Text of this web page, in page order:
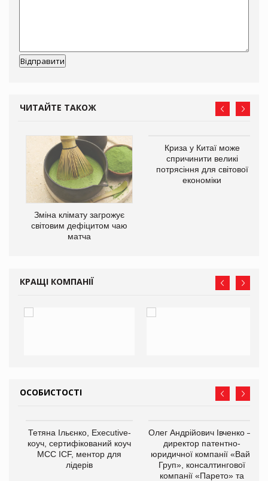
ЧИТАЙТЕ ТАКОЖ
Зміна клімату загрожує
світовим дефіцитом чаю
матча
Криза у Китаї може
спричинити великі
потрясіння для світової
економіки
КРАЩІ КОМПАНІЇ
ОСОБИСТОСТІ
Тетяна Ільєнко, Executive-
коуч, сертифікований коуч
МСС ICF, ментор для
лідерів
Олег Андрійович Івченко —
директор патентно-
юридичної компанії «Вайз
Груп», консалтингової
компанії «Парето» та